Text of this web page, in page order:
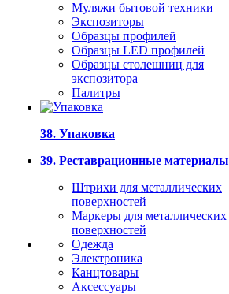
Муляжи бытовой техники
Экспозиторы
Образцы профилей
Образцы LED профилей
Образцы столешниц для
экспозитора
Палитры
38. Упаковка
39. Реставрационные материалы
Штрихи для металлических
поверхностей
Маркеры для металлических
поверхностей
Одежда
Электроника
Канцтовары
Аксессуары